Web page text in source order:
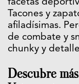
facetas
Tacones y
afiladísimas.
de combate y
chunky y
Descubre